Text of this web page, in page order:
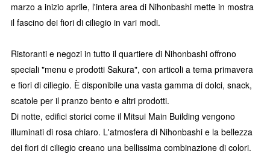
marzo a inizio aprile, l'intera area di Nihonbashi mette in mostra
il fascino dei fiori di ciliegio in vari modi.
Ristoranti e negozi in tutto il quartiere di Nihonbashi offrono
speciali "menu e prodotti Sakura", con articoli a tema primavera
e fiori di ciliegio. È disponibile una vasta gamma di dolci, snack,
scatole per il pranzo bento e altri prodotti.
Di notte, edifici storici come il Mitsui Main Building vengono
illuminati di rosa chiaro. L'atmosfera di Nihonbashi e la bellezza
dei fiori di ciliegio creano una bellissima combinazione di colori.